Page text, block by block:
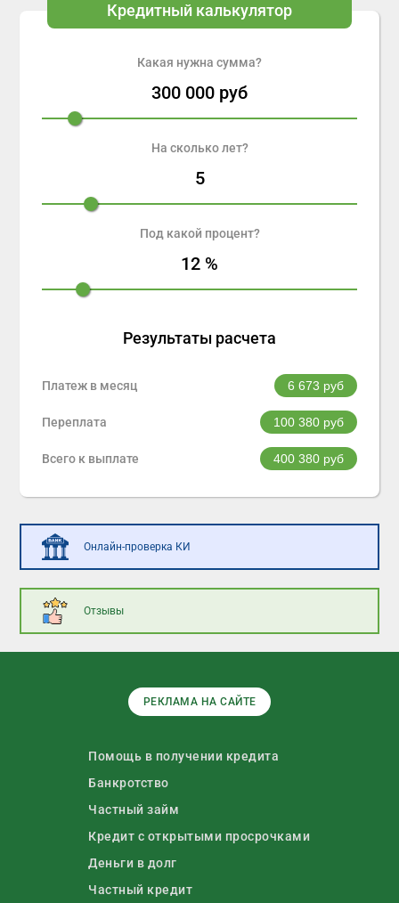
Кредитный калькулятор
Какая нужна сумма?
300 000 руб
На сколько лет?
5
Под какой процент?
12 %
Результаты расчета
Платеж в месяц 6 673 руб
Переплата 100 380руб
Всего к выплате 400 380руб
Онлайн-проверка КИ
Отзывы
РЕКЛАМА НА САЙТЕ
Помощь в получении кредита
Банкротство
Частный займ
Кредит с открытыми просрочками
Деньги в долг
Частный кредит